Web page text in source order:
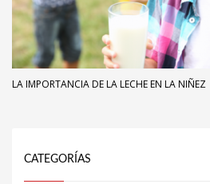
LA IMPORTANCIA DE LA LECHE EN LA NIÑEZ
CATEGORÍAS